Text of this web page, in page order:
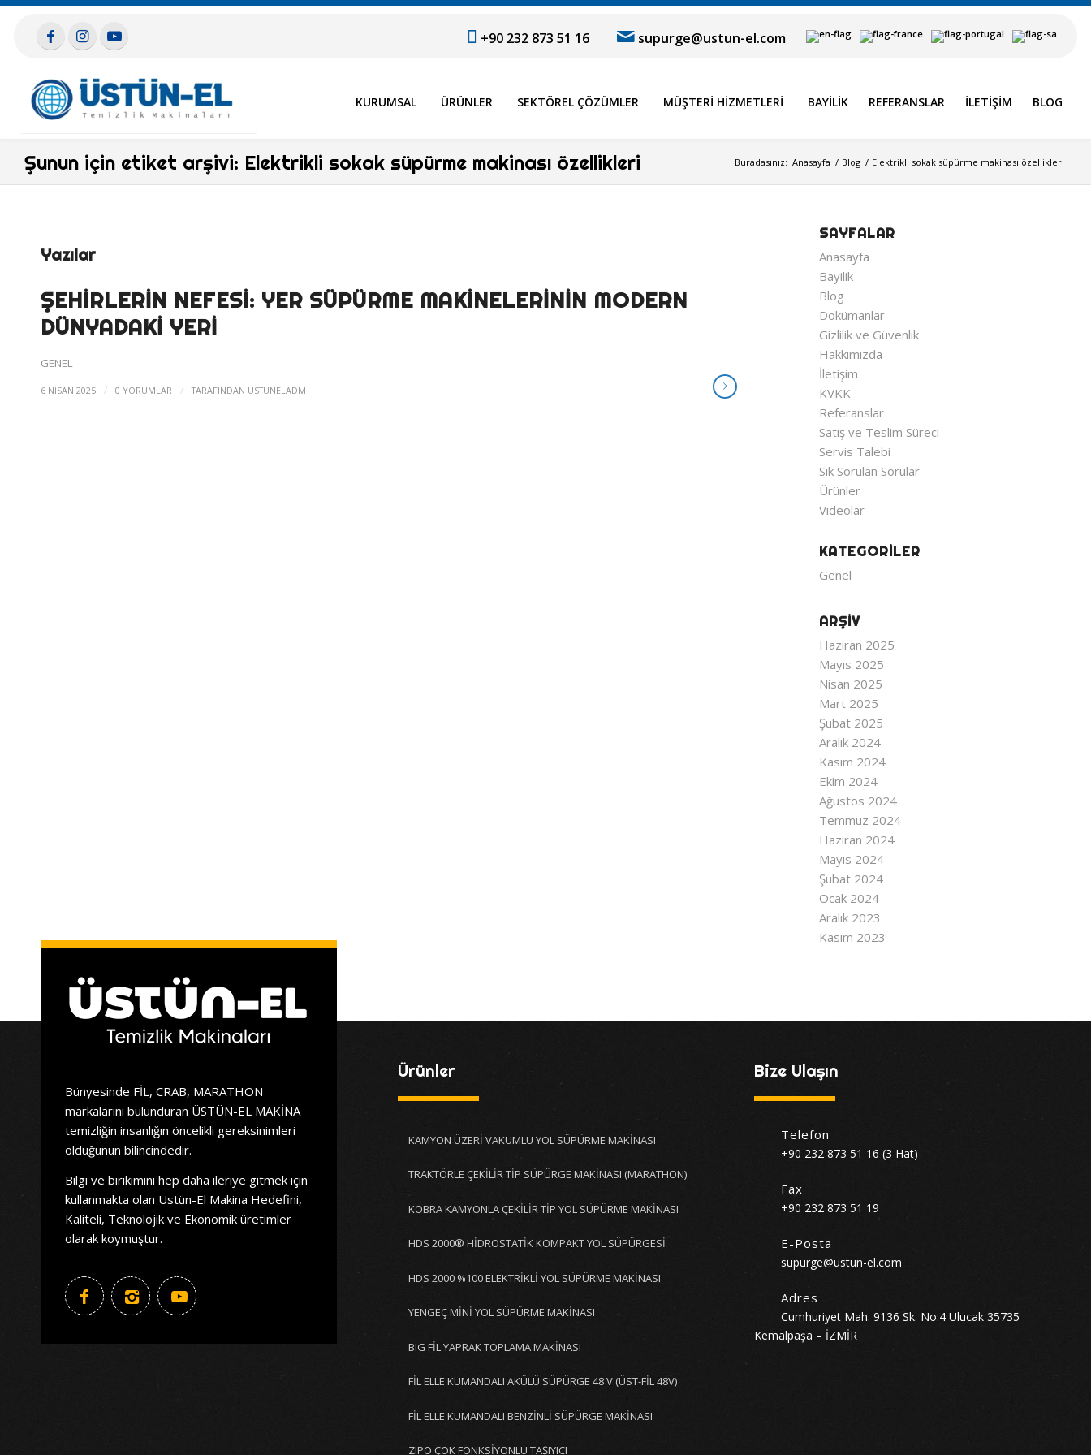
+90 232 873 51 16 supurge@ustun-el.com
KURUMSAL ÜRÜNLER SEKTÖREL ÇÖZÜMLER MÜŞTERI HIZMETLERI BAYILIK REFERANSLAR İLETIŞIM BLOG
Şunun için etiket arşivi: Elektrikli sokak süpürme makinası özellikleri Buradasınız: Anasayfa / Blog / Elektrikli sokak süpürme makinası özellikleri
Yazılar
ŞEHIRLERIN NEFESI: YER SÜPÜRME MAKINELERININ MODERN
DÜNYADAKI YERI
GENEL
6 NISAN 2025 / 0 YORUMLAR / TARAFINDAN USTUNELADM
SAYFALAR
Anasayfa
Bayilik
Blog
Dokümanlar
Gizlilik ve Güvenlik
Hakkımızda
İletişim
KVKK
Referanslar
Satış ve Teslim Süreci
Servis Talebi
Sık Sorulan Sorular
Ürünler
Videolar
KATEGORILER
Genel
ARŞIV
Haziran 2025
Mayıs 2025
Nisan 2025
Mart 2025
Şubat 2025
Aralık 2024
Kasım 2024
Ekim 2024
Ağustos 2024
Temmuz 2024
Haziran 2024
Mayıs 2024
Şubat 2024
Ocak 2024
Aralık 2023
Kasım 2023
Bünyesinde FİL, CRAB, MARATHON
markalarını bulunduran ÜSTÜN-EL MAKİNA
temizliğin insanlığın öncelikli gereksinimleri
olduğunun bilincindedir.
Bilgi ve birikimini hep daha ileriye gitmek için
kullanmakta olan Üstün-El Makina Hedefini,
Kaliteli, Teknolojik ve Ekonomik üretimler
olarak koymuştur.
Ürünler
KAMYON ÜZERİ VAKUMLU YOL SÜPÜRME MAKİNASI
TRAKTÖRLE ÇEKİLİR TİP SÜPÜRGE MAKİNASI (MARATHON)
KOBRA KAMYONLA ÇEKİLİR TİP YOL SÜPÜRME MAKİNASI
HDS 2000® HİDROSTATİK KOMPAKT YOL SÜPÜRGESİ
HDS 2000 %100 ELEKTRİKLİ YOL SÜPÜRME MAKİNASI
YENGEÇ MİNİ YOL SÜPÜRME MAKİNASI
BIG FİL YAPRAK TOPLAMA MAKİNASI
FİL ELLE KUMANDALI AKÜLÜ SÜPÜRGE 48 V (ÜST-FİL 48V)
FİL ELLE KUMANDALI BENZİNLİ SÜPÜRGE MAKİNASI
ZIPO ÇOK FONKSİYONLU TAŞIYICI
Bize Ulaşın
Telefon
+90 232 873 51 16 (3 Hat)
Fax
+90 232 873 51 19
E-Posta
supurge@ustun-el.com
Adres
Cumhuriyet Mah. 9136 Sk. No:4 Ulucak 35735
Kemalpaşa – İZMİR